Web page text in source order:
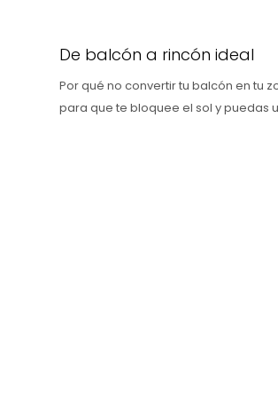
De balcón a rincón ideal
Por qué no convertir tu balcón en tu
para que te bloquee el sol y puedas